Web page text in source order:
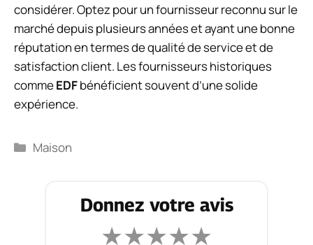
considérer. Optez pour un fournisseur reconnu sur le
marché depuis plusieurs années et ayant une bonne
réputation en termes de qualité de service et de
satisfaction client. Les fournisseurs historiques
commeEDFbénéficient souvent d’une solide
expérience.
Catégories
Maison
Donnez votre avis
★★★★★